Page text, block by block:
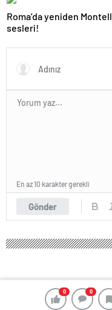
0 0
Roma’da yeniden
sesleri!
Gönder
En az 10 karakter gerekli